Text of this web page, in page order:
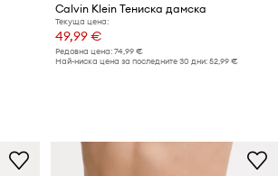
Calvin Klein Тениска дамска
Текуща цена:
49,99 €
Редовна цена: 74,99 €
Най-ниска цена за последните 30 дни: 52,99 €